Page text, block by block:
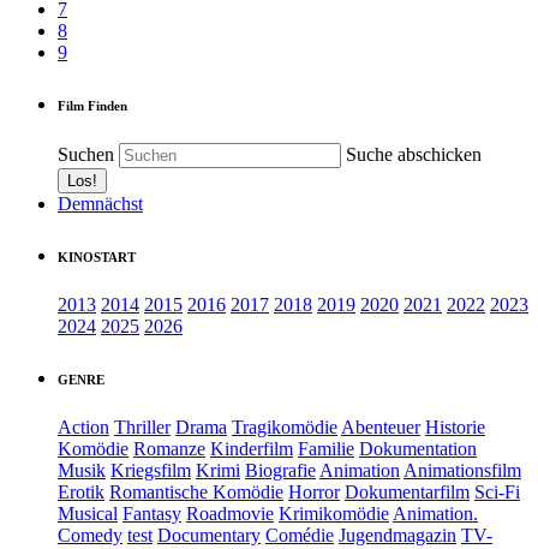
7
8
9
Film Finden
Suchen Suche abschicken
Demnächst
KINOSTART
2013 2014 2015 2016 2017 2018 2019 2020 2021 2022 2023
2024 2025 2026
GENRE
Action Thriller Drama Tragikomödie Abenteuer Historie
Komödie Romanze Kinderfilm Familie Dokumentation
Musik Kriegsfilm Krimi Biografie Animation Animationsfilm
Erotik Romantische Komödie Horror Dokumentarfilm Sci-Fi
Musical Fantasy Roadmovie Krimikomödie Animation.
Comedy test Documentary Comédie Jugendmagazin TV-